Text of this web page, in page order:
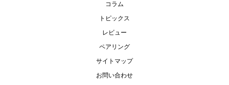
コラム
トピックス
レビュー
ペアリング
サイトマップ
お問い合わせ